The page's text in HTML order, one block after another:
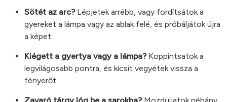
Sötét az arc?Lépjetek arrébb, vagy fordítsátok a
gyereket a lámpa vagy az ablak felé, és próbáljátok újra
a képet.
Kiégett a gyertya vagy a lámpa?Koppintsatok a
legvilágosabb pontra, és kicsit vegyétek vissza a
fényerőt.
Zavaró tárgy lóg be a sarokba?Mozduljatok néhány